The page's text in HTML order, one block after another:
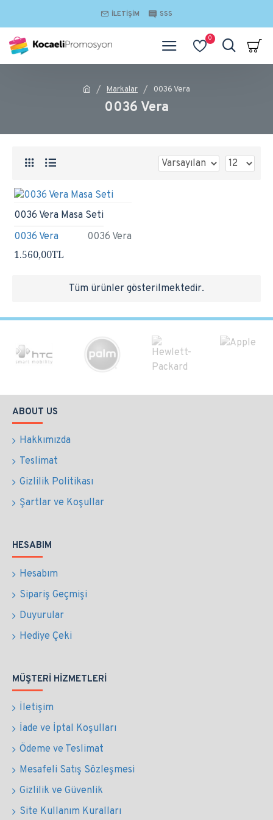
İLETIŞIM SSS
0
Markalar 0036 Vera
0036 Vera
0036 Vera 0036 Vera
0036 Vera Masa Seti
1.560,00TL
Tüm ürünler gösterilmektedir.
ABOUT US
Hakkımızda
Teslimat
Gizlilik Politikası
Şartlar ve Koşullar
HESABIM
Hesabım
Sipariş Geçmişi
Duyurular
Hediye Çeki
MÜŞTERI HIZMETLERI
İletişim
İade ve İptal Koşulları
Ödeme ve Teslimat
Mesafeli Satış Sözleşmesi
Gizlilik ve Güvenlik
Site Kullanım Kuralları